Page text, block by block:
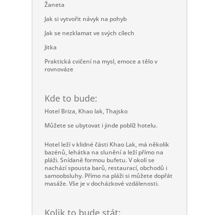
Žaneta
Jak si vytvořit návyk na pohyb
Jak se nezklamat ve svých cílech​​
Jitka
Praktická cvičení na mysl, emoce a tělo v
rovnováze
Kde to bude:
Hotel Briza, Khao lak, Thajsko
Můžete se ubytovat i jinde poblíž hotelu.
Hotel leží v klidné části Khao Lak, má několik
bazénů, lehátka na slunění a leží přímo na
pláži. Snídaně formou bufetu. V okolí se
nachází spousta barů, restaurací, obchodů i
samoobsluhy. Přímo na pláži si můžete dopřát
masáže. Vše je v docházkové vzdálenosti.
Kolik to bude stát: